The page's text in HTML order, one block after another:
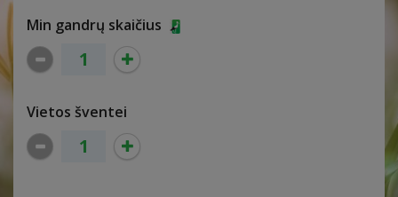
Min gandrų skaičius
Vietos šventei